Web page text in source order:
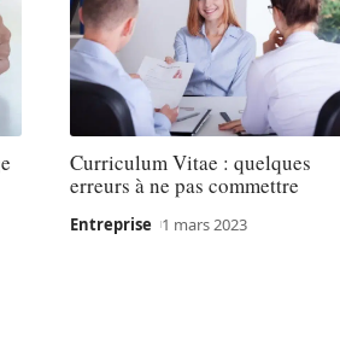
Curriculum Vitae : quelques
erreurs à ne pas commettre
Entreprise 1 mars 2023